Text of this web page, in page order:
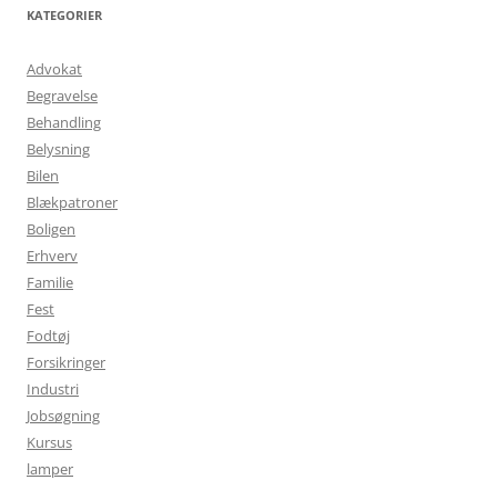
KATEGORIER
Advokat
Begravelse
Behandling
Belysning
Bilen
Blækpatroner
Boligen
Erhverv
Familie
Fest
Fodtøj
Forsikringer
Industri
Jobsøgning
Kursus
lamper